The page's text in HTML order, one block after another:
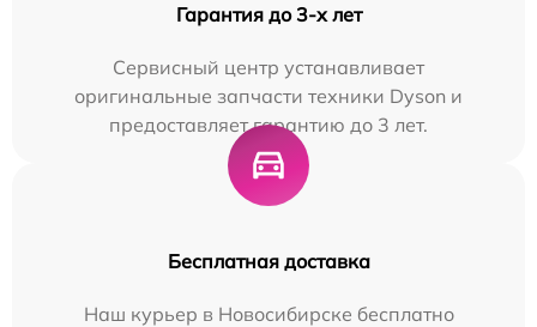
Гарантия до 3-х лет
Сервисный центр устанавливает
оригинальные запчасти техники Dyson и
предоставляет гарантию до 3 лет.
Бесплатная доставка
Наш курьер в Новосибирске бесплатно